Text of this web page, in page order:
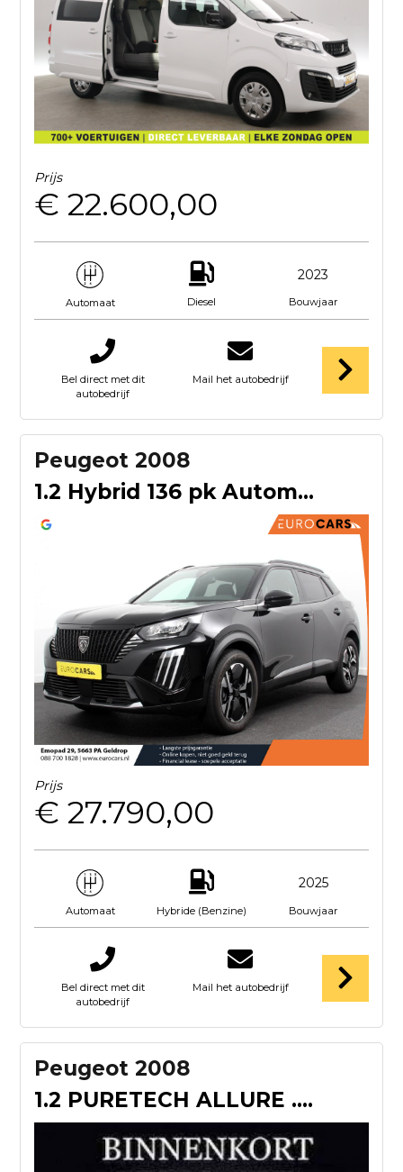
Prijs
€ 22.600,00
Automaat Diesel
2023
Bouwjaar
Bel direct met dit
autobedrijf
Mail het autobedrijf
Peugeot 2008
1.2 Hybrid 136 pk Automaat Allure | Navigatie | Apple Carpla
Prijs
€ 27.790,00
Automaat Hybride (Benzine)
2025
Bouwjaar
Bel direct met dit
autobedrijf
Mail het autobedrijf
Peugeot 2008
1.2 PURETECH ALLURE . NAVI CAMERA CRUISE AIRCO